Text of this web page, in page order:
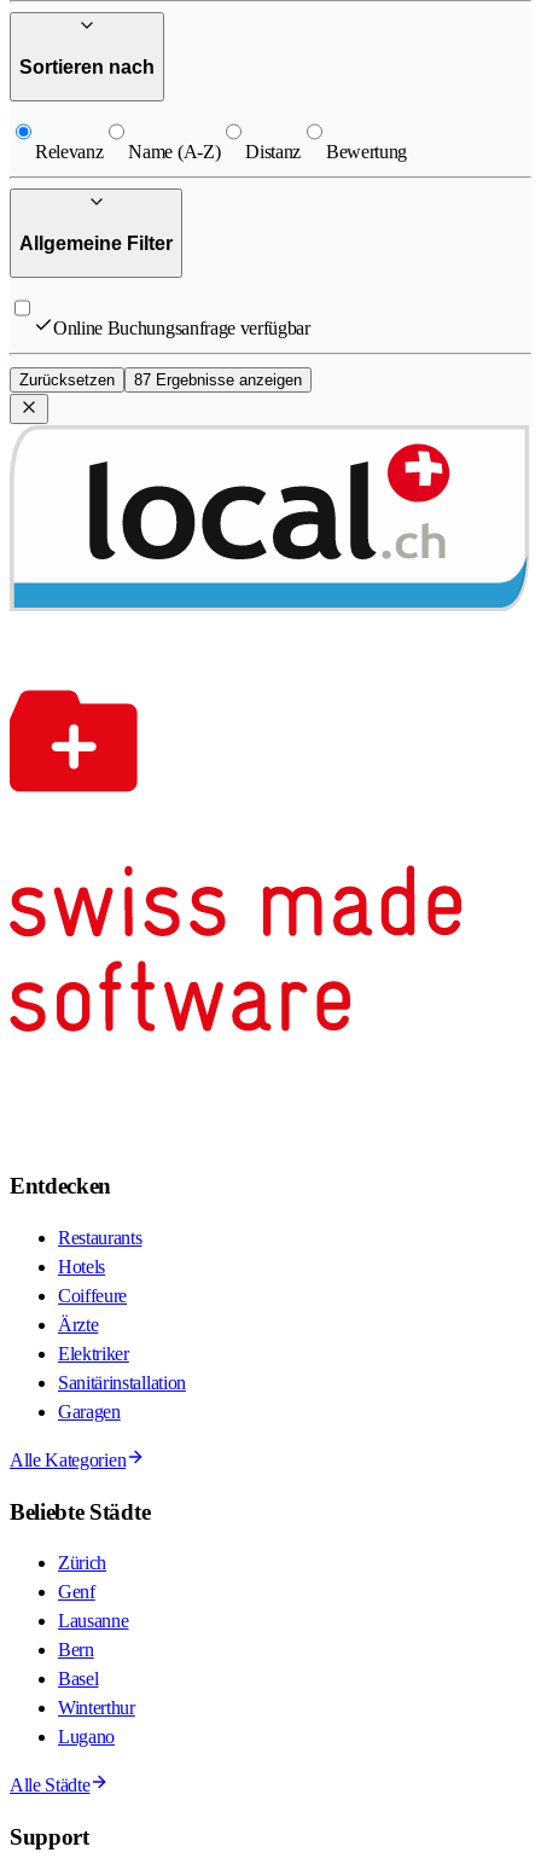
Sortieren nach
Relevanz Name (A-Z) Distanz Bewertung
Allgemeine Filter
Online Buchungsanfrage verfügbar
Zurücksetzen 87 Ergebnisse anzeigen
Entdecken
Restaurants
Hotels
Coiffeure
Ärzte
Elektriker
Sanitärinstallation
Garagen
Alle Kategorien
Beliebte Städte
Zürich
Genf
Lausanne
Bern
Basel
Winterthur
Lugano
Alle Städte
Support